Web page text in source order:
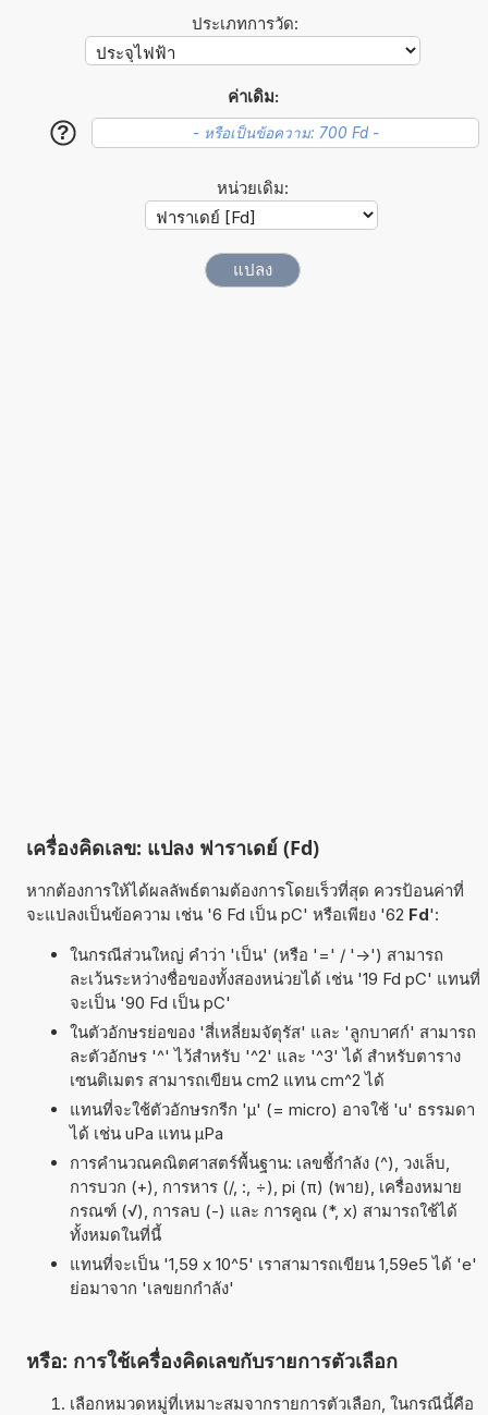
ประเภทการวัด:
ค่าเดิม:
?
หน่วยเดิม:
เครื่องคิดเลข: แปลง ฟาราเดย์ (Fd)
หากต้องการให้ได้ผลลัพธ์ตามต้องการโดยเร็วที่สุด ควรป้อนค่าที่
จะแปลงเป็นข้อความ เช่น '6 Fd เป็น pC' หรือเพียง '62 Fd':
ในกรณีส่วนใหญ่ คำว่า 'เป็น' (หรือ '=' / '->') สามารถ
ละเว้นระหว่างชื่อของทั้งสองหน่วยได้ เช่น '19 Fd pC' แทนที่
จะเป็น '90 Fd เป็น pC'
ในตัวอักษรย่อของ 'สี่เหลี่ยมจัตุรัส' และ 'ลูกบาศก์' สามารถ
ละตัวอักษร '^' ไว้สำหรับ '^2' และ '^3' ได้ สำหรับตาราง
เซนติเมตร สามารถเขียน cm2 แทน cm^2 ได้
แทนที่จะใช้ตัวอักษรกรีก 'µ' (= micro) อาจใช้ 'u' ธรรมดา
ได้ เช่น uPa แทน µPa
การคำนวณคณิตศาสตร์พื้นฐาน: เลขชี้กำลัง (^), วงเล็บ,
การบวก (+), การหาร (/, :, ÷), pi (π) (พาย), เครื่องหมาย
กรณฑ์ (√), การลบ (-) และ การคูณ (*, x) สามารถใช้ได้
ทั้งหมดในที่นี้
แทนที่จะเป็น '1,59 x 10^5' เราสามารถเขียน 1,59e5 ได้ 'e'
ย่อมาจาก 'เลขยกกำลัง'
หรือ: การใช้เครื่องคิดเลขกับรายการตัวเลือก
เลือกหมวดหมู่ที่เหมาะสมจากรายการตัวเลือก, ในกรณีนี้คือ